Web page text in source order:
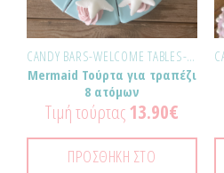
CANDY BARS-WELCOME TABLES-ΕΚΔΗΛΏΣΕΙΣ
Mermaid Τούρτα για τραπέζι
8 ατόμων
Τιμή τούρτας13.90€
ΠΡΟΣΘΉΚΗ ΣΤΟ